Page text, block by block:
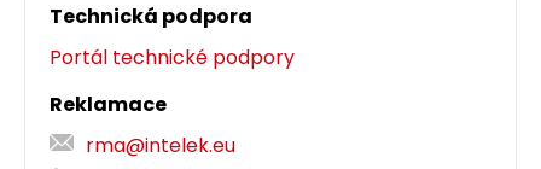
Technická podpora
Portál technické podpory
Reklamace
rma@intelek.eu